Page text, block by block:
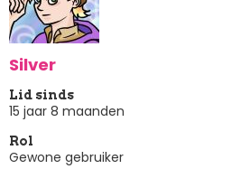
Silver
Lid sinds
15 jaar 8 maanden
Rol
Gewone gebruiker